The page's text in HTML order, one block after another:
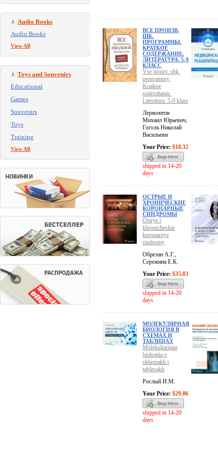
Audio Books
Audio Books
View All
Toys and Souvenirs
Educational
Games
Souvenirs
Toys
Training
View All
ВСЕ ПРОИЗВ.
ШК.
ПРОГРАММЫ.
КРАТКОЕ
СОДЕРЖАНИЕ.
ЛИТЕРАТУРА. 5-9
КЛАСС
Vse proizv. shk.
programmy.
Kratkoe
soderzhanie.
Literatura. 5-9 klass
Лермонтов
Михаил Юрьевич,
Гоголь Николай
Васильеви
Your Price: $18.32
shipped in 14-20
days
ОСТРЫЕ И
ХРОНИЧЕСКИЕ
КОРОНАРНЫЕ
СИНДРОМЫ
Ostrye i
khronicheskie
koronarnye
sindromy
Обрезан А.Г.,
Сережина Е.К.
Your Price: $35.83
shipped in 14-20
days
МОЛЕКУЛЯРНАЯ
БИОЛОГИЯ В
СХЕМАХ И
ТАБЛИЦАХ
Molekuliarnaia
biologiia v
skhemakh i
tablitsakh
Рослый И.М.
Your Price: $29.86
shipped in 14-20
days